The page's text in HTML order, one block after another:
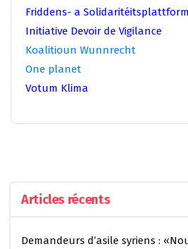
Friddens- a Solidaritéitsplattform
Initiative Devoir de Vigilance
Koalitioun Wunnrecht
One planet
Votum Klima
Articles récents
Demandeurs d’asile syriens :